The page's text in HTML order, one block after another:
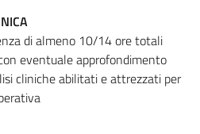
di almeno 10/14 ore totali
eventuale approfondimento
cliniche abilitati e attrezzati per